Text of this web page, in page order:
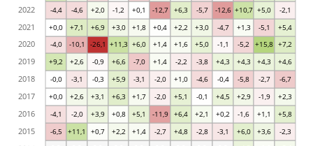
-6,5 +11,1 +0,7 +2,2 +1,4 -2,7 +4,8 -2,8 -3,1 +6,0 +3,6 -2,3
-4,1 -2,0 +3,9 +0,8 +5,1 -11,9 +6,4 +2,1 +0,2 -1,6 +1,1 +5,8
+0,0 +2,6 +3,1 +6,3 +1,7 -2,0 +5,1 -0,1 +4,5 +2,9 -1,9 +2,3
-0,0 -3,1 -0,3 +5,9 -3,1 -2,0 +1,0 -4,6 -0,4 -5,8 -2,7 -6,7
+9,2 +2,6 -0,9 +6,6 -7,0 +1,4 -2,2 -3,8 +4,3 +4,3 +4,3 +4,6
-4,0 -10,1 -26,1 +11,3 +6,0 +1,4 +1,6 +5,0 -1,1 -5,2 +15,8 +7,2
+0,0 +7,1 +6,9 +3,0 +1,8 +0,4 +2,2 +3,0 -4,7 +1,3 -5,1 +5,4
-4,4 -4,6 +2,0 -1,2 +0,1 -12,7 +6,3 -5,7 -12,6 +10,7 +5,0 -2,1
2015
2016
2017
2018
2019
2020
2021
2022